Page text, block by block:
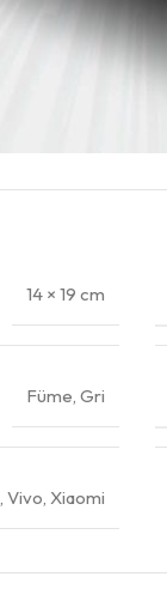
14 × 19 cm
Füme, Gri
, Vivo, Xiaomi